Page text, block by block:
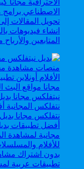
انشاء فيديوهات
المتابعين